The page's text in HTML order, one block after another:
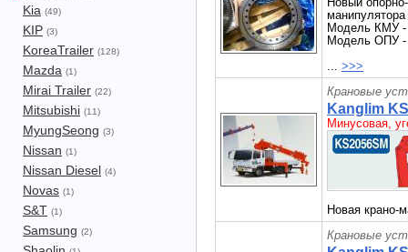
Kia (49)
KIP (3)
KoreaTrailer (128)
Mazda (1)
Mirai Trailer (22)
Mitsubishi (11)
MyungSeong (3)
Nissan (1)
Nissan Diesel (4)
Novas (1)
S&T (1)
Samsung (2)
Модель КМУ -
Модель ОПУ -
... >>>
Крановые
Kanglim
Минусовая,
Новая крано-
Крановые